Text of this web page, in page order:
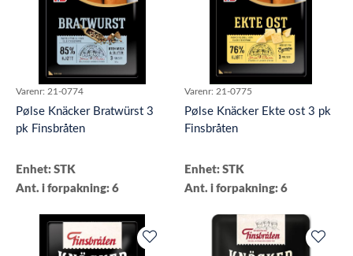
Varenr: 21-0774
Pølse Knäcker Bratwürst 3
pk Finsbråten
Enhet: STK
Ant. i forpakning: 6
Varenr: 21-0775
Pølse Knäcker Ekte ost 3 pk
Finsbråten
Enhet: STK
Ant. i forpakning: 6